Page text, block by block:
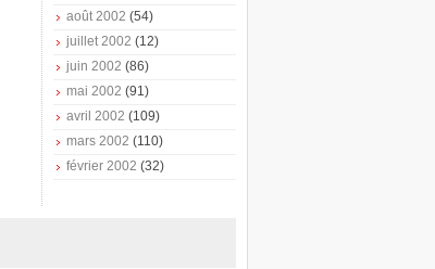
août 2002 (54)
juillet 2002 (12)
juin 2002 (86)
mai 2002 (91)
avril 2002 (109)
mars 2002 (110)
février 2002 (32)